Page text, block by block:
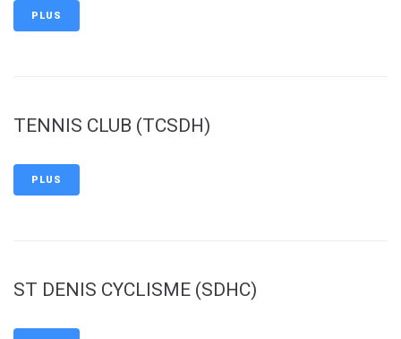
PLUS
TENNIS CLUB (TCSDH)
PLUS
ST DENIS CYCLISME (SDHC)